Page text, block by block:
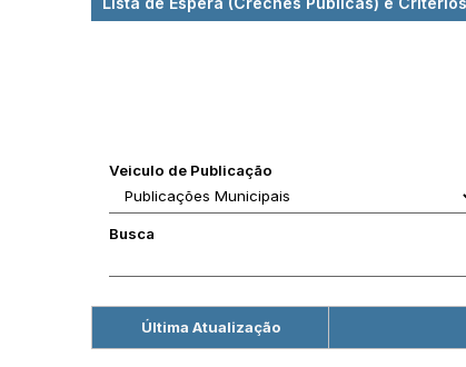
Veiculo de Publicação
Busca
Última Atualização